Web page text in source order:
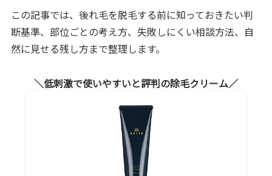
この記事では、後れ毛を脱毛する前に知っておきたい判
断基準、部位ごとの考え方、失敗しにくい相談方法、自
然に見せる残し方まで整理します。
低刺激で使いやすいと評判の除毛クリーム